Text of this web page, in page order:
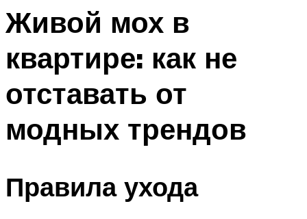
Живой мох в
квартире: как не
отставать от
модных трендов
Правила ухода